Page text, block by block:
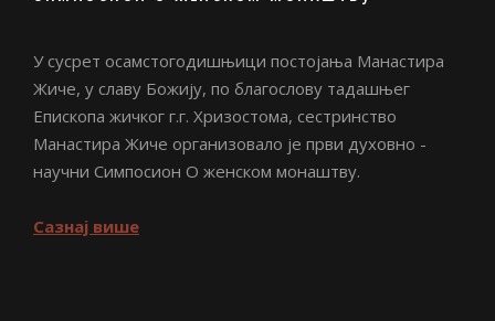
У сусрет осамстогодишњици постојања Манастира
Жиче, у славу Божију, по благослову тадашњег
Епископа жичког г.г. Хризостома, сестринство
Манастира Жиче организовало је први духовно -
научни Симпосион О женском монаштву.
Сазнај више